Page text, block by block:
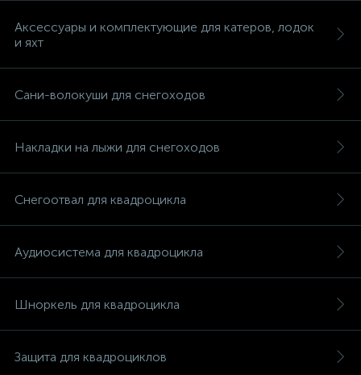
Аксессуары и комплектующие для катеров, лодок
и яхт
Сани-волокуши для снегоходов
Накладки на лыжи для снегоходов
Снегоотвал для квадроцикла
Аудиосистема для квадроцикла
Шноркель для квадроцикла
Защита для квадроциклов